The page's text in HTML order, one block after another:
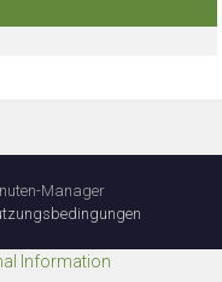
Manager
Information